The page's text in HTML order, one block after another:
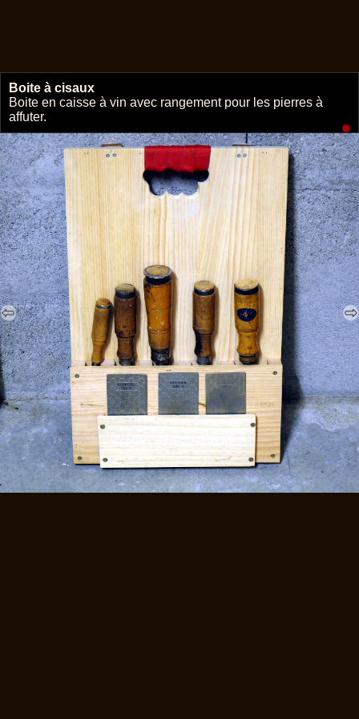
Boite à cisaux
Boite en caisse à vin avec rangement pour les pierres à
affuter.